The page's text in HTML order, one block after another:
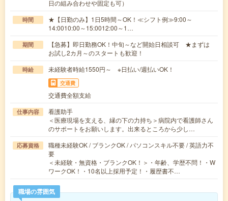
日の組み合わせや固定も可）
時間
★【日勤のみ】1日5時間～OK！≪シフト例≫9:00～
14:0010:00～15:0012:00～1…
期間
【急募】即日勤務OK！中旬～など開始日相談可 ★まずは
お試し2カ月～のスタートも歓迎！
時給 未経験者時給1550円～ ※日払い/週払いOK！
交通費
交通費全額支給
仕事内容
看護助手
＜医療現場を支える、縁の下の力持ち＞病院内で看護師さん
のサポートをお願いします。出来るところから少し…
応募資格
職種未経験OK / ブランクOK / パソコンスキル不要 / 英語力不
要
＜未経験・無資格・ブランクOK！＞・年齢、学歴不問！・W
ワークOK！・10名以上採用予定！・履歴書不…
職場の雰囲気